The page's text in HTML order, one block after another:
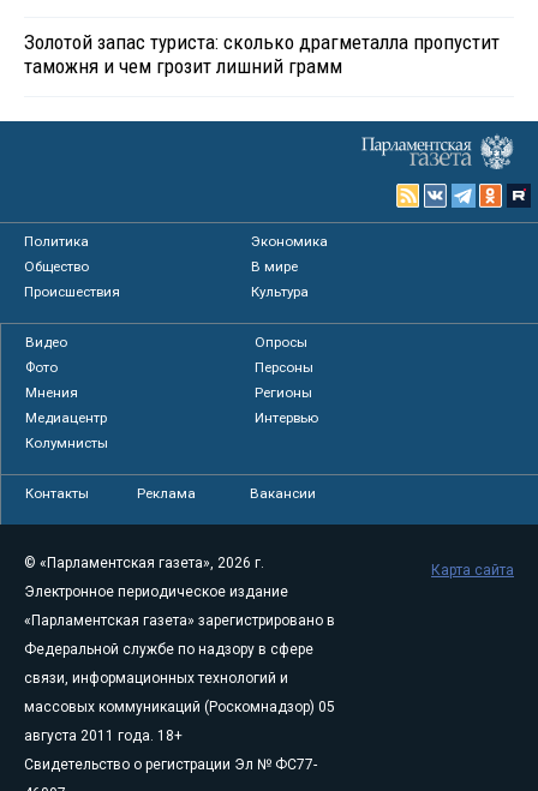
Золотой запас туриста: сколько драгметалла пропустит
таможня и чем грозит лишний грамм
Политика
Экономика
Общество
В мире
Происшествия
Культура
Видео
Опросы
Фото
Персоны
Мнения
Регионы
Медиацентр
Интервью
Колумнисты
Контакты Реклама Вакансии
© «Парламентская газета», 2026 г.
Электронное периодическое издание
«Парламентская газета» зарегистрировано в
Федеральной службе по надзору в сфере
связи, информационных технологий и
массовых коммуникаций (Роскомнадзор) 05
августа 2011 года. 18+
Свидетельство о регистрации Эл № ФС77-
Карта сайта